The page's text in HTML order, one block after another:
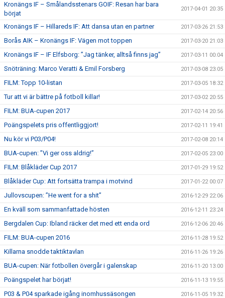
Kronängs IF – Smålandsstenars GOIF: Resan har bara
börjat
2017-04-01 20:35
Kronängs IF – Hillareds IF: Att dansa utan en partner 2017-03-26 21:53
Borås AIK – Kronängs IF: Vägen mot toppen 2017-03-20 21:03
Kronängs IF – IF Elfsborg: ”Jag tänker, alltså finns jag” 2017-03-11 00:04
Snöträning: Marco Veratti & Emil Forsberg 2017-03-08 23:05
FILM: Topp 10-listan 2017-03-05 18:32
Tur att vi är bättre på fotboll killar! 2017-03-02 20:55
FILM: BUA-cupen 2017 2017-02-14 20:56
Poängspelets pris offentliggjort! 2017-02-11 19:41
Nu kör vi P03/P04! 2017-02-08 20:14
BUA-cupen: ”Vi ger oss aldrig!” 2017-02-05 23:00
FILM: Blåkläder Cup 2017 2017-01-29 19:52
Blåkläder Cup: Att fortsätta trampa i motvind 2017-01-22 00:07
Jullovscupen: ”He went for a shit” 2016-12-29 22:06
En kväll som sammanfattade hösten 2016-12-11 23:24
Bergdalen Cup: Ibland räcker det med ett enda ord 2016-12-06 20:46
FILM: BUA-cupen 2016 2016-11-28 19:52
Killarna snodde taktiktavlan 2016-11-26 19:26
BUA-cupen: När fotbollen övergår i galenskap 2016-11-20 13:00
Poängspelet har börjat! 2016-11-13 19:55
P03 & P04 sparkade igång inomhussäsongen 2016-11-05 19:32